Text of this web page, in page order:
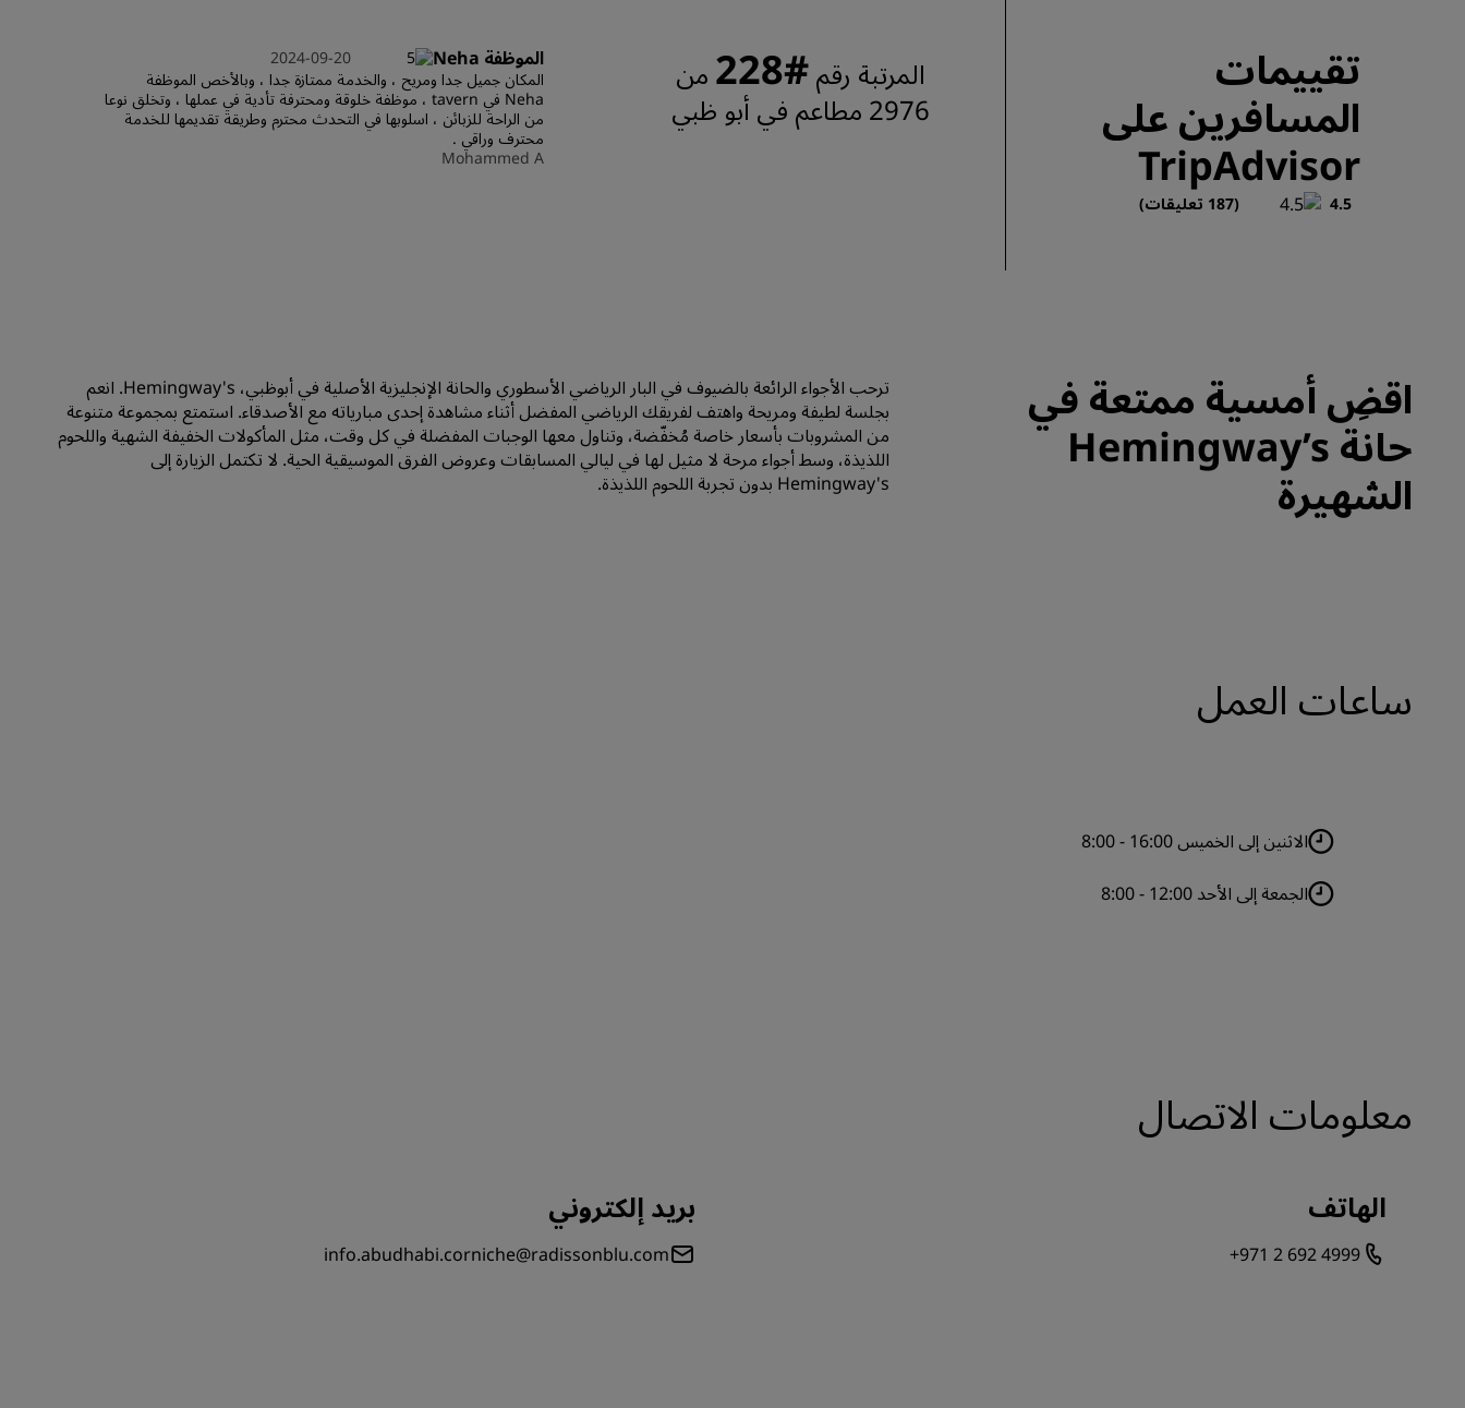
تقييمات
المسافرين على
TripAdvisor
4.5 (187 تعليقات)
المرتبة رقم#228
من
2976 مطاعم في أبو ظبي
الموظفة Neha
2024-09-20
المكان جميل جدا ومريح ، والخدمة ممتازة جدا ، وبالأخص الموظفة
Neha في tavern ، موظفة خلوقة ومحترفة تأدية في عملها ، وتخلق نوعا
من الراحة للزبائن ، اسلوبها في التحدث محترم وطريقة تقديمها للخدمة
محترف وراقي .
Mohammed A
اقضِ أمسية ممتعة في
حانة Hemingway’s
الشهيرة
ترحب الأجواء الرائعة بالضيوف في البار الرياضي الأسطوري والحانة الإنجليزية الأصلية في أبوظبي، Hemingway's. انعم
بجلسة لطيفة ومريحة واهتف لفريقك الرياضي المفضل أثناء مشاهدة إحدى مبارياته مع الأصدقاء. استمتع بمجموعة متنوعة
من المشروبات بأسعار خاصة مُخفّضة، وتناول معها الوجبات المفضلة في كل وقت، مثل المأكولات الخفيفة الشهية واللحوم
اللذيذة، وسط أجواء مرحة لا مثيل لها في ليالي المسابقات وعروض الفرق الموسيقية الحية. لا تكتمل الزيارة إلى
Hemingway's بدون تجربة اللحوم اللذيذة.
ساعات العمل
الاثنين إلى الخميس 16:00 - 8:00
الجمعة إلى الأحد 12:00 - 8:00
معلومات الاتصال
الهاتف
+971 2 692 4999
بريد إلكتروني
info.abudhabi.corniche@radissonblu.com